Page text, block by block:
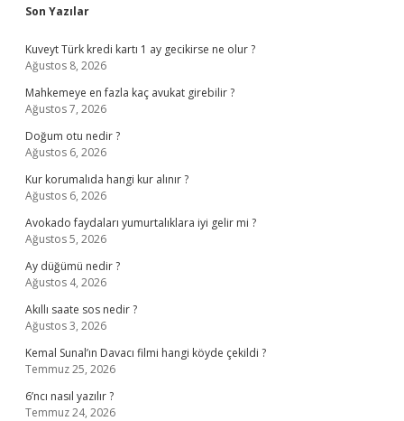
Sidebar
Son Yazılar
Kuveyt Türk kredi kartı 1 ay gecikirse ne olur ?
Ağustos 8, 2026
Mahkemeye en fazla kaç avukat girebilir ?
Ağustos 7, 2026
Doğum otu nedir ?
Ağustos 6, 2026
Kur korumalıda hangi kur alınır ?
Ağustos 6, 2026
Avokado faydaları yumurtalıklara iyi gelir mi ?
Ağustos 5, 2026
Ay düğümü nedir ?
Ağustos 4, 2026
Akıllı saate sos nedir ?
Ağustos 3, 2026
Kemal Sunal’ın Davacı filmi hangi köyde çekildi ?
Temmuz 25, 2026
6’ncı nasıl yazılır ?
Temmuz 24, 2026